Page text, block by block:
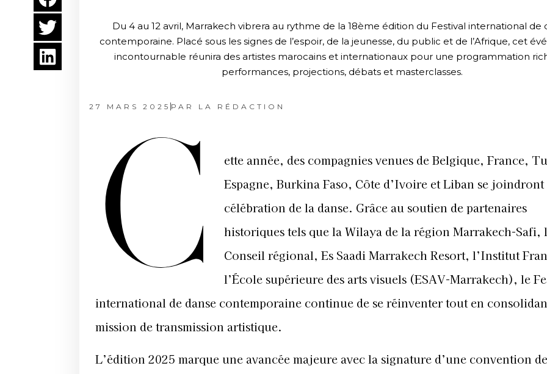
Du 4 au 12 avril, Marrakech vibrera au rythme de la 18ème édition du Festival international de
contemporaine. Placé sous les signes de l’espoir, de la jeunesse, du public et de l’Afrique, cet
incontournable réunira des artistes marocains et internationaux pour une programmation
performances, projections, débats et masterclasses.
27 MARS 2025 PAR LA RÉDACTION
C
ette année, des compagnies venues de Belgique, France,
Espagne, Burkina Faso, Côte d’Ivoire et Liban se joindront
célébration de la danse. Grâce au soutien de partenaires
historiques tels que la Wilaya de la région Marrakech-Safi,
Conseil régional, Es Saadi Marrakech Resort, l’Institut
l’École supérieure des arts visuels (ESAV-Marrakech), le
international de danse contemporaine continue de se réinventer tout en
mission de transmission artistique.
L’édition 2025 marque une avancée majeure avec la signature d’une convention